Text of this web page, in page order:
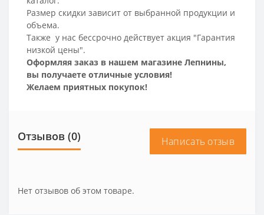
Размер скидки зависит от выбранной продукции и
объема.
Также у нас бессрочно действует акция "Гарантия
низкой цены".
Оформляя заказ в нашем магазине Лепнины,
вы получаете отличные условия!
Желаем приятных покупок!
Отзывов (0) Написать отзыв
Нет отзывов об этом товаре.